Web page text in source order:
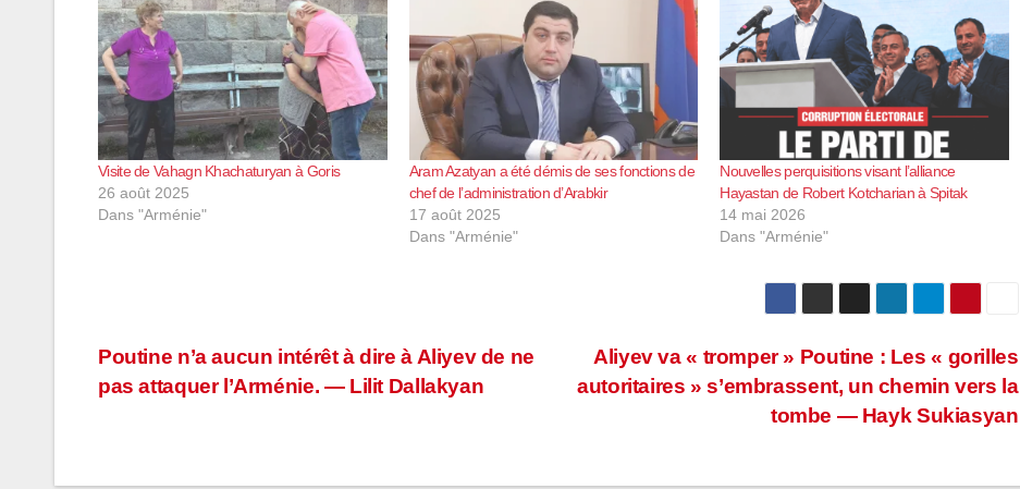
Visite de Vahagn Khachaturyan à Goris
26 août 2025
Dans "Arménie"
Aram Azatyan a été démis de ses fonctions de
chef de l’administration d’Arabkir
17 août 2025
Dans "Arménie"
Nouvelles perquisitions visant l’alliance
Hayastan de Robert Kotcharian à Spitak
14 mai 2026
Dans "Arménie"
Navigation
de
Aliyev va « tromper » Poutine : Les « gorilles
autoritaires » s’embrassent, un chemin vers la
tombe — Hayk Sukiasyan
Poutine n’a aucun intérêt à dire à Aliyev de ne
pas attaquer l’Arménie. — Lilit Dallakyan